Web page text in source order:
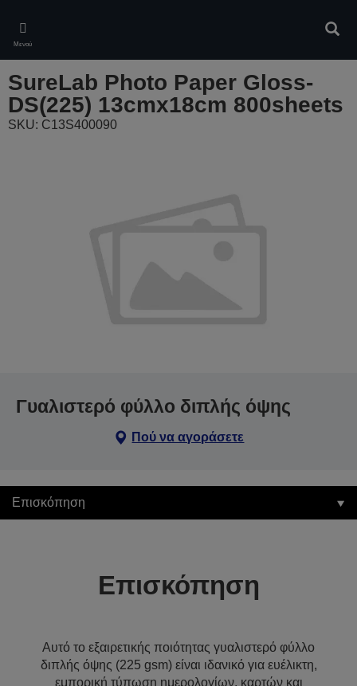
main
content
Μενού
SureLab Photo Paper Gloss-
DS(225) 13cmx18cm 800sheets
SKU: C13S400090
Γυαλιστερό φύλλο διπλής όψης
Πού να αγοράσετε
Επισκόπηση
Επισκόπηση
Αυτό το εξαιρετικής ποιότητας γυαλιστερό φύλλο
διπλής όψης (225 gsm) είναι ιδανικό για ευέλικτη,
εμπορική τύπωση ημερολογίων, καρτών και